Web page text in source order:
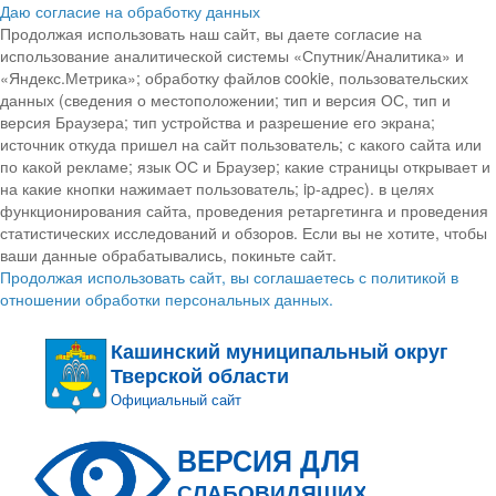
Даю согласие на обработку данных
Продолжая использовать наш сайт, вы даете согласие на
использование аналитической системы «Спутник/Аналитика» и
«Яндекс.Метрика»; обработку файлов cookie, пользовательских
данных (сведения о местоположении; тип и версия ОС, тип и
версия Браузера; тип устройства и разрешение его экрана;
источник откуда пришел на сайт пользователь; с какого сайта или
по какой рекламе; язык ОС и Браузер; какие страницы открывает и
на какие кнопки нажимает пользователь; ip-адрес). в целях
функционирования сайта, проведения ретаргетинга и проведения
статистических исследований и обзоров. Если вы не хотите, чтобы
ваши данные обрабатывались, покиньте сайт.
Продолжая использовать сайт, вы соглашаетесь с политикой в
отношении обработки персональных данных.